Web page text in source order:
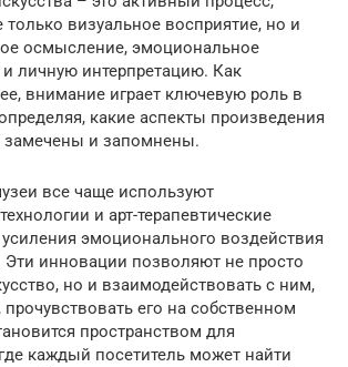
визуальное восприятие, но и
осмысление, эмоциональное
личную интерпретацию. Как
внимание играет ключевую роль в
какие аспекты произведения
замечены и запомнены.
все чаще используют
и арт-терапевтические
эмоционального воздействия
Эти инновации позволяют не просто
но и взаимодействовать с ним,
прочувствовать его на собственном
пространством для
каждый посетитель может найти